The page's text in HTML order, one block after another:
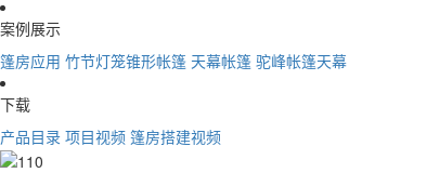
案例展示
篷房应用 竹节灯笼锥形帐篷 天幕帐篷 驼峰帐篷天幕
下载
产品目录 项目视频 篷房搭建视频